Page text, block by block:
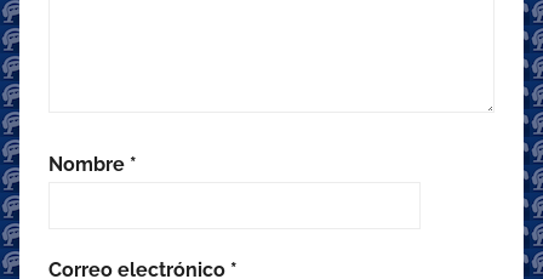
Nombre *
Correo electrónico *